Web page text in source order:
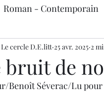
Roman - Contemporain
Essai/Documents
2021 Prix
bruit de
Le cercle D.E.litt 25 avr. 2025 2
Benoît Séverac/Lu pour